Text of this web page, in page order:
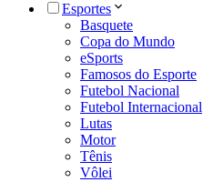
Esportes
Basquete
Copa do Mundo
eSports
Famosos do Esporte
Futebol Nacional
Futebol Internacional
Lutas
Motor
Tênis
Vôlei